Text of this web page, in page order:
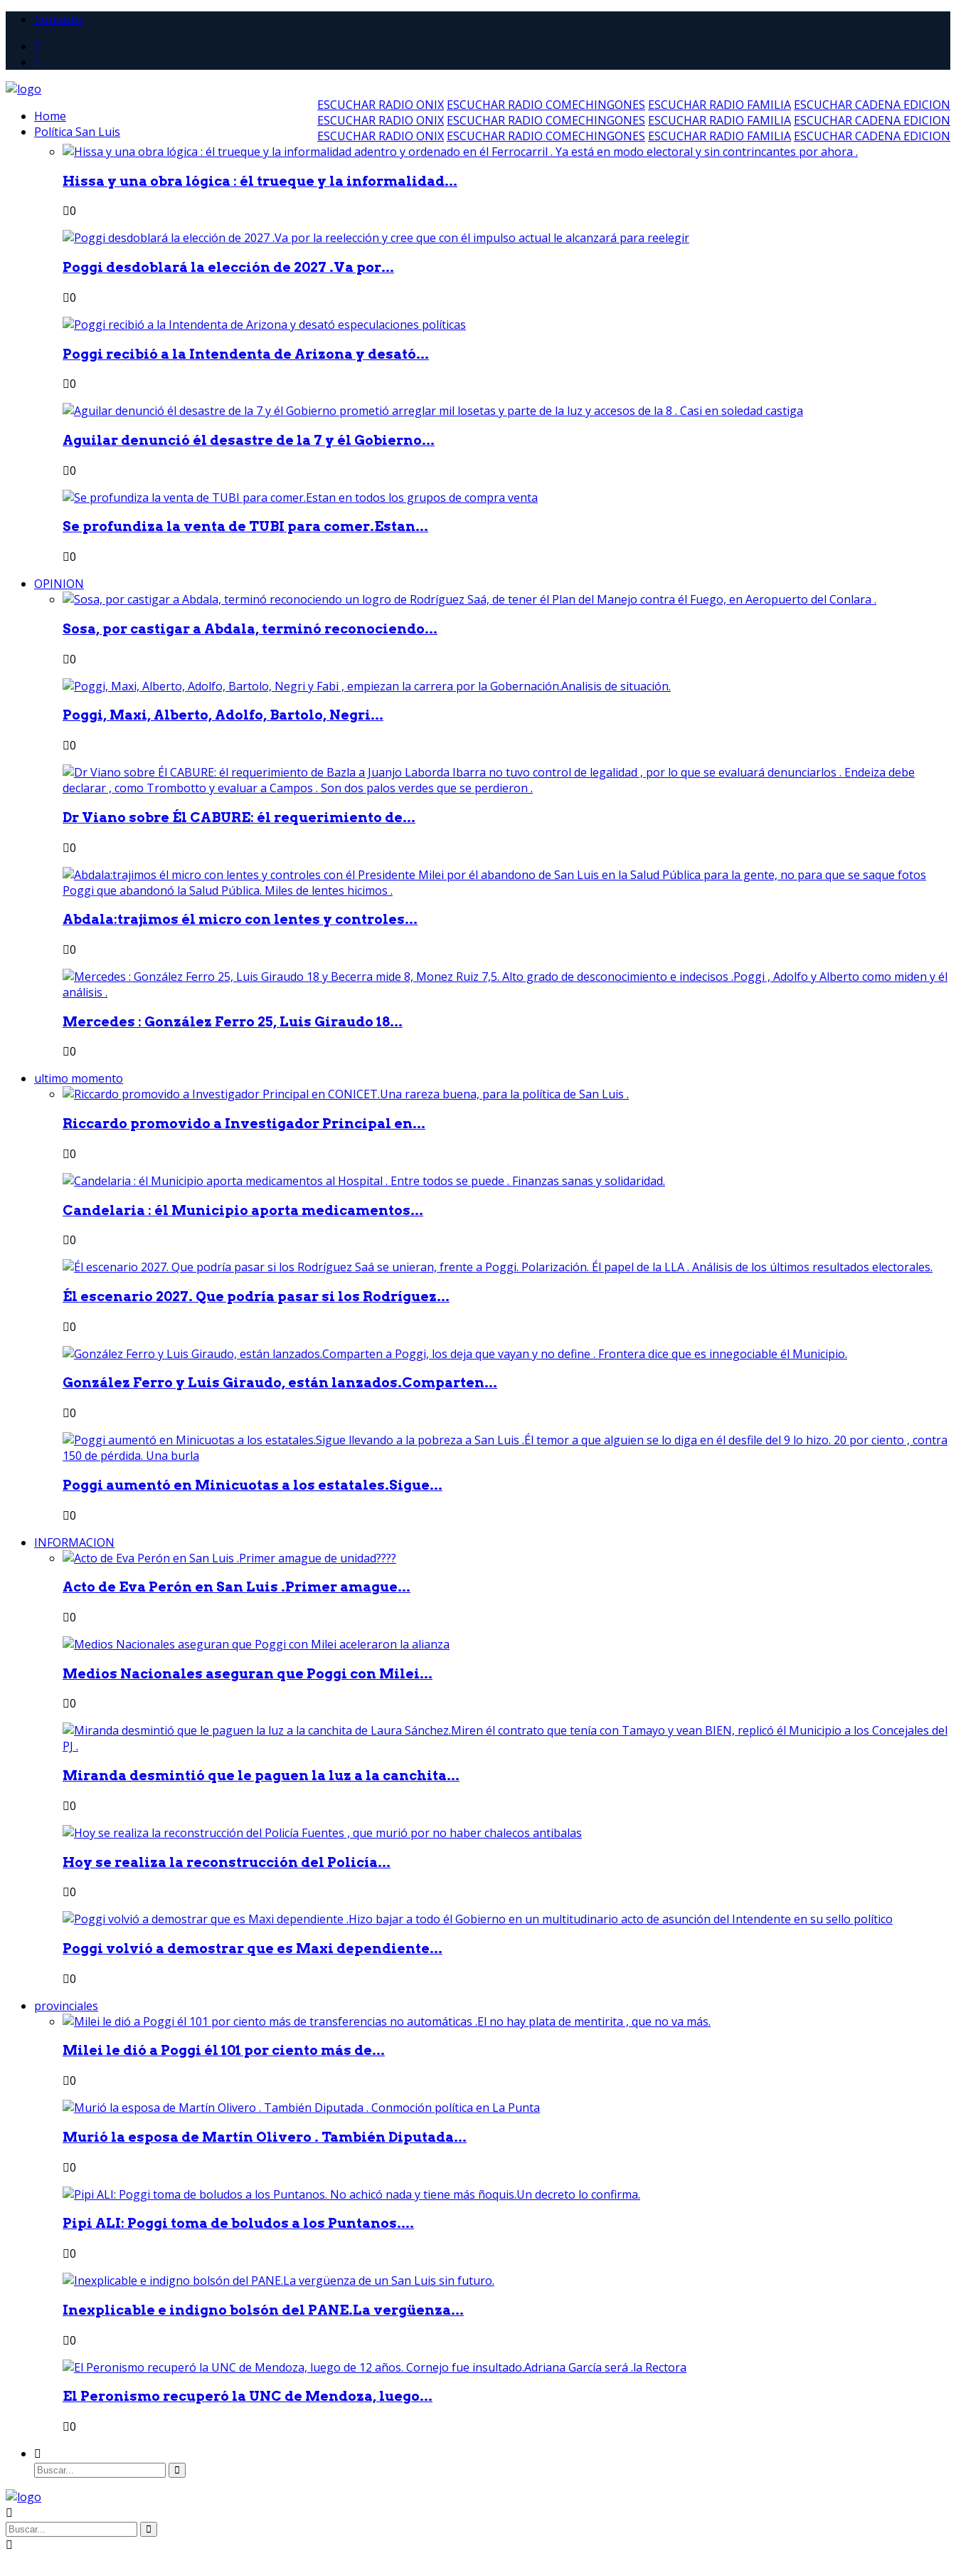
Contacto
ESCUCHAR RADIO ONIX ESCUCHAR RADIO COMECHINGONES ESCUCHAR RADIO FAMILIA ESCUCHAR CADENA EDICION
ESCUCHAR RADIO ONIX ESCUCHAR RADIO COMECHINGONES ESCUCHAR RADIO FAMILIA ESCUCHAR CADENA EDICION
ESCUCHAR RADIO ONIX ESCUCHAR RADIO COMECHINGONES ESCUCHAR RADIO FAMILIA ESCUCHAR CADENA EDICION
Home
Política San Luis
Hissa y una obra lógica : él trueque y la informalidad...
0
Poggi desdoblará la elección de 2027 .Va por...
0
Poggi recibió a la Intendenta de Arizona y desató...
0
Aguilar denunció él desastre de la 7 y él Gobierno...
0
Se profundiza la venta de TUBI para comer.Estan...
0
OPINION
Sosa, por castigar a Abdala, terminó reconociendo...
0
Poggi, Maxi, Alberto, Adolfo, Bartolo, Negri...
0
Dr Viano sobre Él CABURE: él requerimiento de...
0
Abdala:trajimos él micro con lentes y controles...
0
Mercedes : González Ferro 25, Luis Giraudo 18...
0
ultimo momento
Riccardo promovido a Investigador Principal en...
0
Candelaria : él Municipio aporta medicamentos...
0
Él escenario 2027. Que podría pasar si los Rodríguez...
0
González Ferro y Luis Giraudo, están lanzados.Comparten...
0
Poggi aumentó en Minicuotas a los estatales.Sigue...
0
INFORMACION
Acto de Eva Perón en San Luis .Primer amague...
0
Medios Nacionales aseguran que Poggi con Milei...
0
Miranda desmintió que le paguen la luz a la canchita...
0
Hoy se realiza la reconstrucción del Policía...
0
Poggi volvió a demostrar que es Maxi dependiente...
0
provinciales
Milei le dió a Poggi él 101 por ciento más de...
0
Murió la esposa de Martín Olivero . También Diputada...
0
Pipi ALI: Poggi toma de boludos a los Puntanos....
0
Inexplicable e indigno bolsón del PANE.La vergüenza...
0
El Peronismo recuperó la UNC de Mendoza, luego...
0